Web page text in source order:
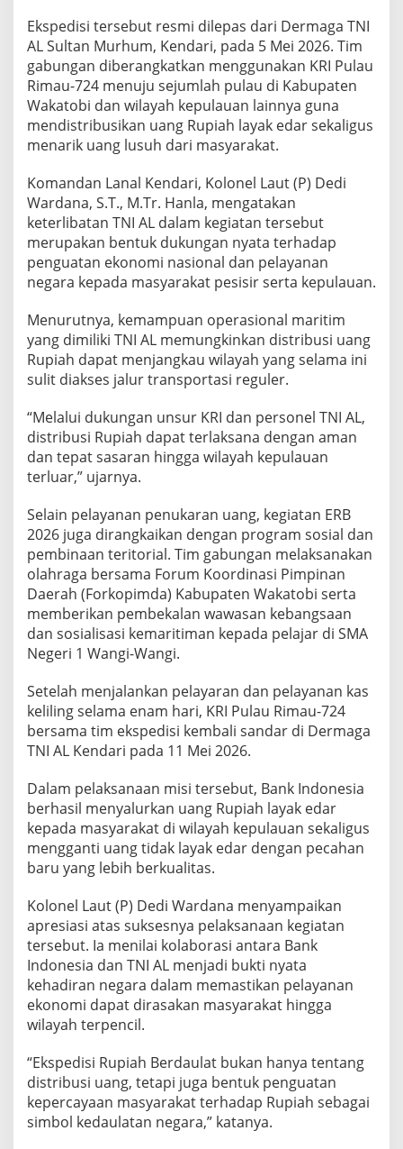
B
e
r
d
a
u
l
a
d
i
K
e
p
u
l
a
n
S
u
r
a
Ekspedisi tersebut resmi dilepas dari Dermaga TNI
AL Sultan Murhum, Kendari, pada 5 Mei 2026. Tim
gabungan diberangkatkan menggunakan KRI Pulau
Rimau-724 menuju sejumlah pulau di Kabupaten
Wakatobi dan wilayah kepulauan lainnya guna
mendistribusikan uang Rupiah layak edar sekaligus
menarik uang lusuh dari masyarakat.
Komandan Lanal Kendari, Kolonel Laut (P) Dedi
Wardana, S.T., M.Tr. Hanla, mengatakan
keterlibatan TNI AL dalam kegiatan tersebut
merupakan bentuk dukungan nyata terhadap
penguatan ekonomi nasional dan pelayanan
negara kepada masyarakat pesisir serta kepulauan.
Menurutnya, kemampuan operasional maritim
yang dimiliki TNI AL memungkinkan distribusi uang
Rupiah dapat menjangkau wilayah yang selama ini
sulit diakses jalur transportasi reguler.
“Melalui dukungan unsur KRI dan personel TNI AL,
distribusi Rupiah dapat terlaksana dengan aman
dan tepat sasaran hingga wilayah kepulauan
terluar,” ujarnya.
Selain pelayanan penukaran uang, kegiatan ERB
2026 juga dirangkaikan dengan program sosial dan
pembinaan teritorial. Tim gabungan melaksanakan
olahraga bersama Forum Koordinasi Pimpinan
Daerah (Forkopimda) Kabupaten Wakatobi serta
memberikan pembekalan wawasan kebangsaan
dan sosialisasi kemaritiman kepada pelajar di SMA
Negeri 1 Wangi-Wangi.
Setelah menjalankan pelayaran dan pelayanan kas
keliling selama enam hari, KRI Pulau Rimau-724
bersama tim ekspedisi kembali sandar di Dermaga
TNI AL Kendari pada 11 Mei 2026.
Dalam pelaksanaan misi tersebut, Bank Indonesia
berhasil menyalurkan uang Rupiah layak edar
kepada masyarakat di wilayah kepulauan sekaligus
mengganti uang tidak layak edar dengan pecahan
baru yang lebih berkualitas.
Kolonel Laut (P) Dedi Wardana menyampaikan
apresiasi atas suksesnya pelaksanaan kegiatan
tersebut. Ia menilai kolaborasi antara Bank
Indonesia dan TNI AL menjadi bukti nyata
kehadiran negara dalam memastikan pelayanan
ekonomi dapat dirasakan masyarakat hingga
wilayah terpencil.
“Ekspedisi Rupiah Berdaulat bukan hanya tentang
distribusi uang, tetapi juga bentuk penguatan
kepercayaan masyarakat terhadap Rupiah sebagai
simbol kedaulatan negara,” katanya.